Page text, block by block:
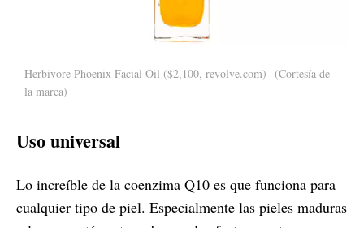
Herbivore Phoenix Facial Oil ($2,100, revolve.com) (Cortesía de
la marca)
Uso universal
Lo increíble de la coenzima Q10 es que funciona para
cualquier tipo de piel. Especialmente las pieles maduras